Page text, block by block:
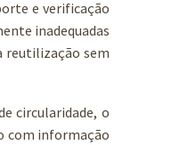
e verificação
inadequadas
reutilização sem
circularidade, o
com informação